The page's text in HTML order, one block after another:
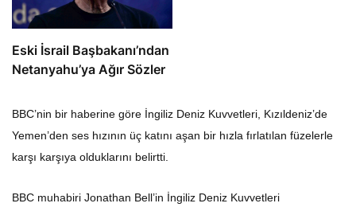
Eski İsrail Başbakanı’ndan
Netanyahu’ya Ağır Sözler
BBC’nin bir haberine göre İngiliz Deniz Kuvvetleri, Kızıldeniz’de
Yemen’den ses hızının üç katını aşan bir hızla fırlatılan füzelerle
karşı karşıya olduklarını belirtti.
BBC muhabiri Jonathan Bell’in İngiliz Deniz Kuvvetleri